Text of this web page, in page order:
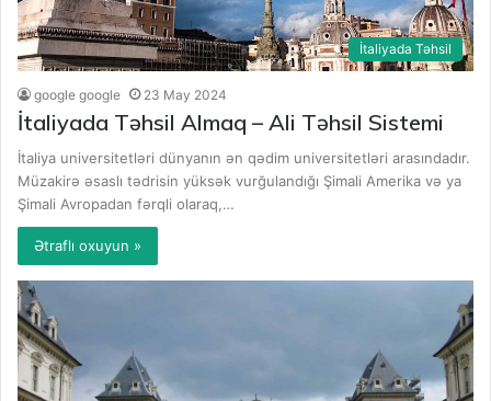
İtaliyada Təhsil
google google 23 May 2024
İtaliyada Təhsil Almaq – Ali Təhsil Sistemi
İtaliya universitetləri dünyanın ən qədim universitetləri arasındadır.
Müzakirə əsaslı tədrisin yüksək vurğulandığı Şimali Amerika və ya
Şimali Avropadan fərqli olaraq,…
Ətraflı oxuyun »